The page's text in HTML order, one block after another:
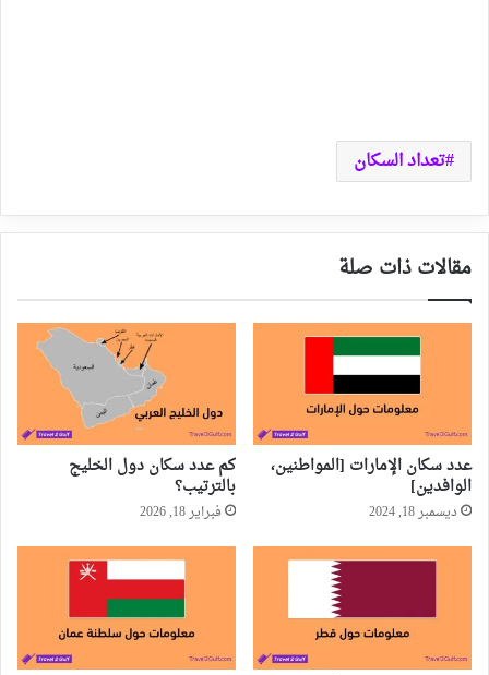
تعداد السكان
مقالات ذات صلة
عدد سكان الإمارات [المواطنين،
الوافدين]
ديسمبر 18, 2024
كم عدد سكان دول الخليج
بالترتيب؟
فبراير 18, 2026